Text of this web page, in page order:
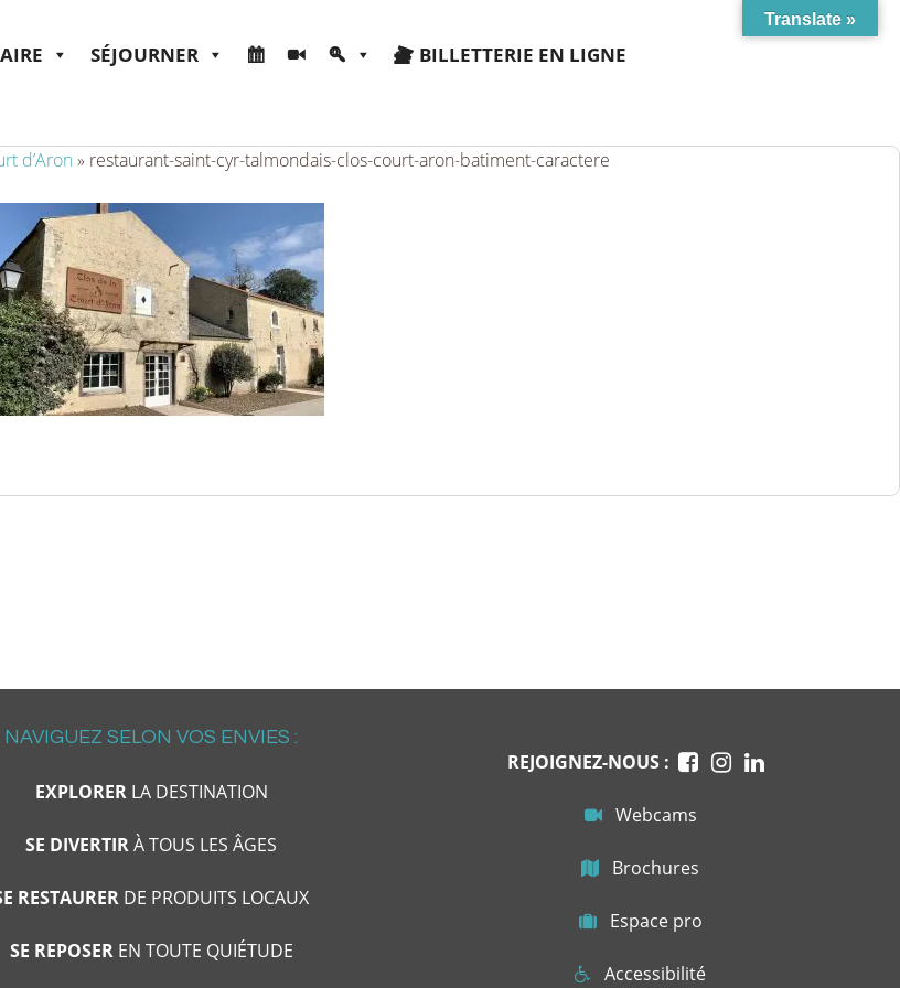
SÉJOURNER BILLETTERIE EN LIGNE
d’Aron » restaurant-saint-cyr-talmondais-clos-court-aron-batiment-caractere
NAVIGUEZ SELON VOS ENVIES :
EXPLORERLA DESTINATION
SE DIVERTIRÀ TOUS LES ÂGES
RESTAURER DE PRODUITS LOCAUX
SE REPOSEREN TOUTE QUIÉTUDE
REJOIGNEZ-NOUS :
Webcams
Brochures
Espace pro
Accessibilité
Translate »